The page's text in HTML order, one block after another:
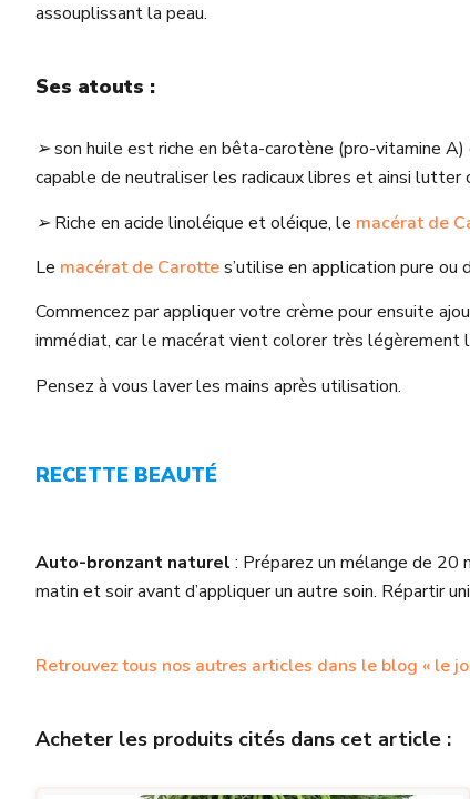
assouplissant la peau.
Ses atouts :
➢son huile est riche en bêta-carotène (pro-vitamine
capable de neutraliser les radicaux libres et ainsi
➢Riche en acide linoléique et oléique, le macérat de
Le macérat de Carottes’utilise en application pure ou
Commencez par appliquer votre crème pour ensuite
immédiat, car le macérat vient colorer très légèrement
Pensez à vous laver les mains après utilisation.
RECETTE BEAUTÉ
Auto-bronzant naturel : Préparez un mélange de 20
matin et soir avant d’appliquer un autre soin. Répartir
Retrouvez tous nos autres articles dans le blog « le
Acheter les produits cités dans cet article :